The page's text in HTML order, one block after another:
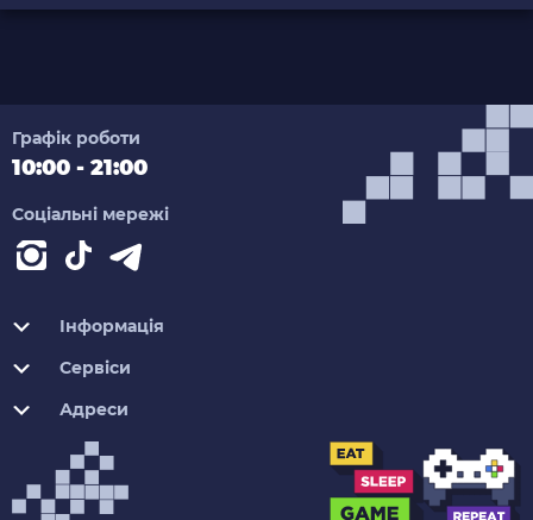
Графік роботи
10:00 - 21:00
Соціальні мережі
Інформація
Сервіси
Адреси